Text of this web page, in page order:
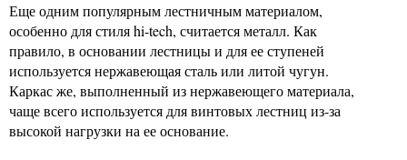
Еще одним популярным лестничным материалом,
особенно для стиля hi-tech, считается металл. Как
правило, в основании лестницы и для ее ступеней
используется нержавеющая сталь или литой чугун.
Каркас же, выполненный из нержавеющего материала,
чаще всего используется для винтовых лестниц из-за
высокой нагрузки на ее основание.